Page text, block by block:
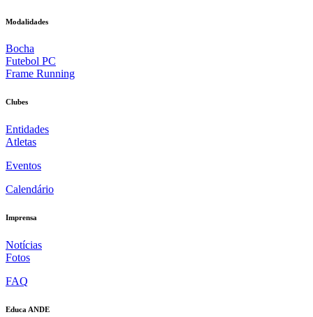
Modalidades
Bocha
Futebol PC
Frame Running
Clubes
Entidades
Atletas
Eventos
Calendário
Imprensa
Notícias
Fotos
FAQ
Educa ANDE